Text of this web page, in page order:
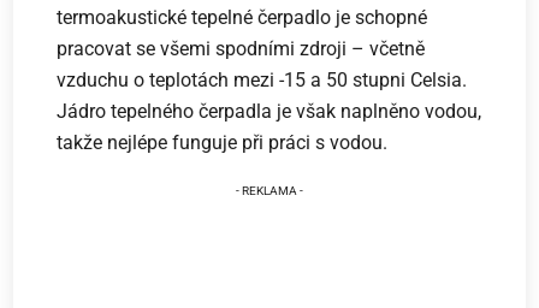
termoakustické tepelné čerpadlo je schopné
pracovat se všemi spodními zdroji – včetně
vzduchu o teplotách mezi -15 a 50 stupni Celsia.
Jádro tepelného čerpadla je však naplněno vodou,
takže nejlépe funguje při práci s vodou.